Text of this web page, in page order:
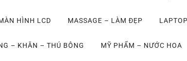
HÌNH LCD MASSAGE – LÀM ĐẸP LAPTOP
– KHĂN – THÚ BÔNG MỸ PHẨM – NƯỚC HOA